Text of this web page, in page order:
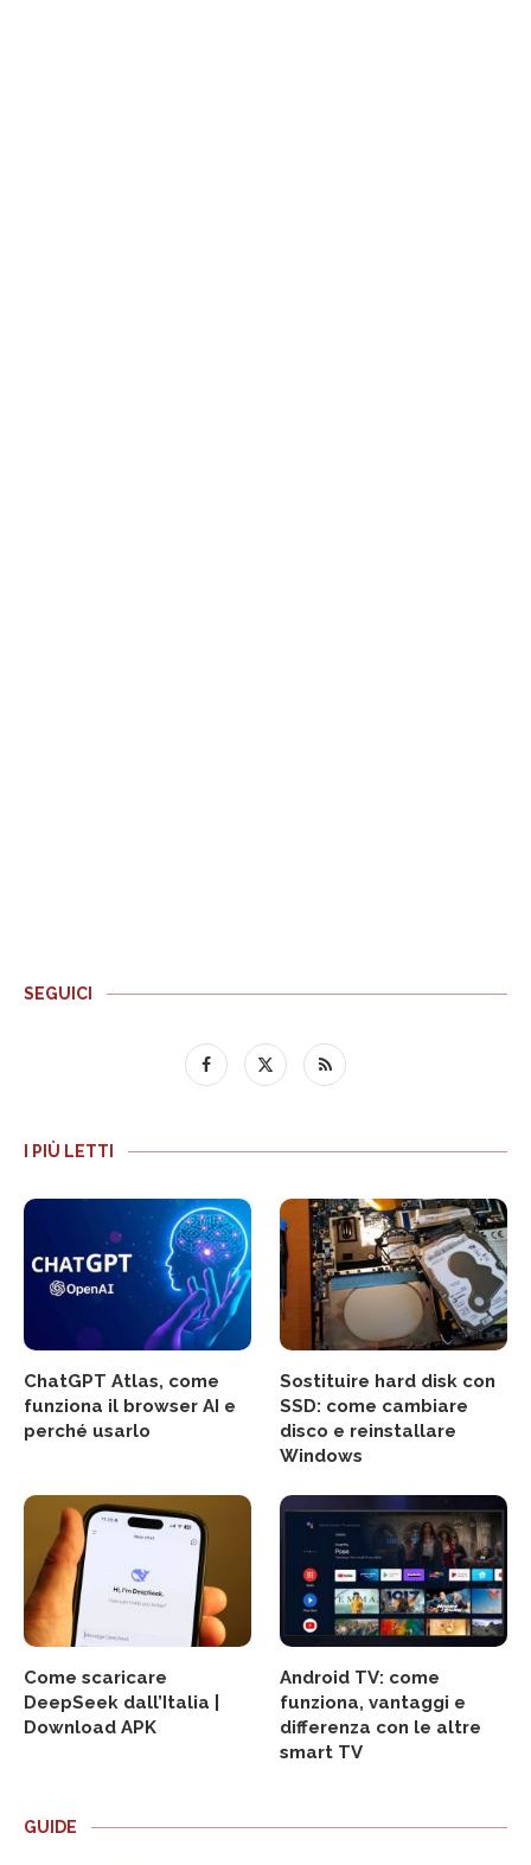
SEGUICI
I PIÙ LETTI
ChatGPT Atlas, come
funziona il browser AI e
perché usarlo
Sostituire hard disk con
SSD: come cambiare
disco e reinstallare
Windows
Come scaricare
DeepSeek dall’Italia |
Download APK
Android TV: come
funziona, vantaggi e
differenza con le altre
smart TV
GUIDE